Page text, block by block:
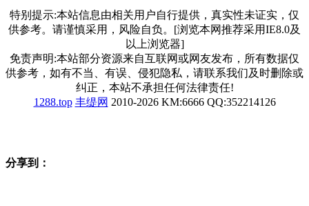
特别提示:本站信息由相关用户自行提供，真实性未证实，仅
供参考。请谨慎采用，风险自负。[浏览本网推荐采用IE8.0及
以上浏览器]
免责声明:本站部分资源来自互联网或网友发布，所有数据仅
供参考，如有不当、有误、侵犯隐私，请联系我们及时删除或
纠正，本站不承担任何法律责任!
1288.top 丰缇网 2010-2026 KM:6666 QQ:352214126
分享到：